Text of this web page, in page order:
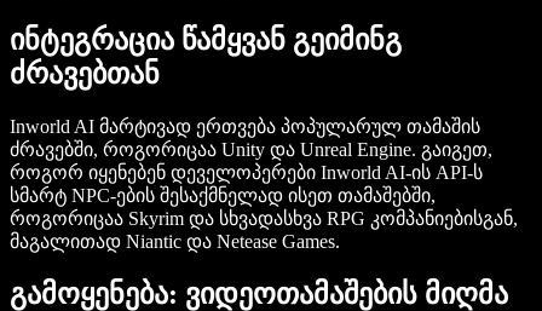
ინტეგრაცია წამყვან გეიმინგ
ძრავებთან
Inworld AI მარტივად ერთვება პოპულარულ თამაშის
ძრავებში, როგორიცაა Unity და Unreal Engine. გაიგეთ,
როგორ იყენებენ დეველოპერები Inworld AI-ის API-ს
სმარტ NPC-ების შესაქმნელად ისეთ თამაშებში,
როგორიცაა Skyrim და სხვადასხვა RPG კომპანიებისგან,
მაგალითად Niantic და Netease Games.
გამოყენება: ვიდეოთამაშების მიღმა